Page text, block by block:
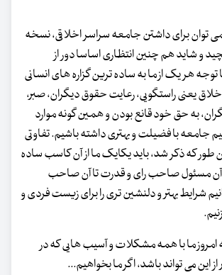
توان برای داشتن جامعه سراسر اخلاقی، نسخه
و شاید هم چنین انتظاری اساسا دور از
هر یک از ما به ساده ترین گزاره های انسانی
یعنی راستگویی، رعایت حقوق دیگران، صبر،
به حق خود قانع بودن و همین گونه موارد
جامعه با فضیلت و بهتری داشته باشیم. تفاوتی
که ذکر شد، باید یکایک ما از آن کاسب ساده
آن مسئول صاحب رای و قدرت تا آن صاحب
شرایط بهتر و دلنشین تری را برای زیست فردی و
امروز ما با همه مشکلات و آسیب هایی که در
از این می تواند باشد، اگر ما بخواهیم...